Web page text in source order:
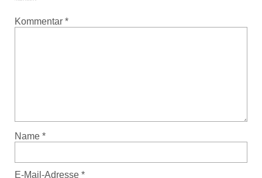
Kommentar *
Name *
E-Mail-Adresse *